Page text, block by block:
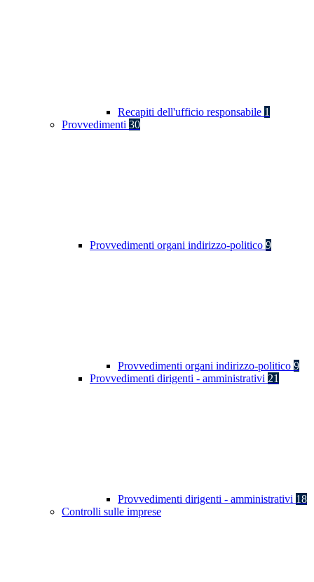
Recapiti dell'ufficio responsabile 1
Provvedimenti 30
Provvedimenti organi indirizzo-politico 9
Provvedimenti organi indirizzo-politico 9
Provvedimenti dirigenti - amministrativi 21
Provvedimenti dirigenti - amministrativi 18
Controlli sulle imprese